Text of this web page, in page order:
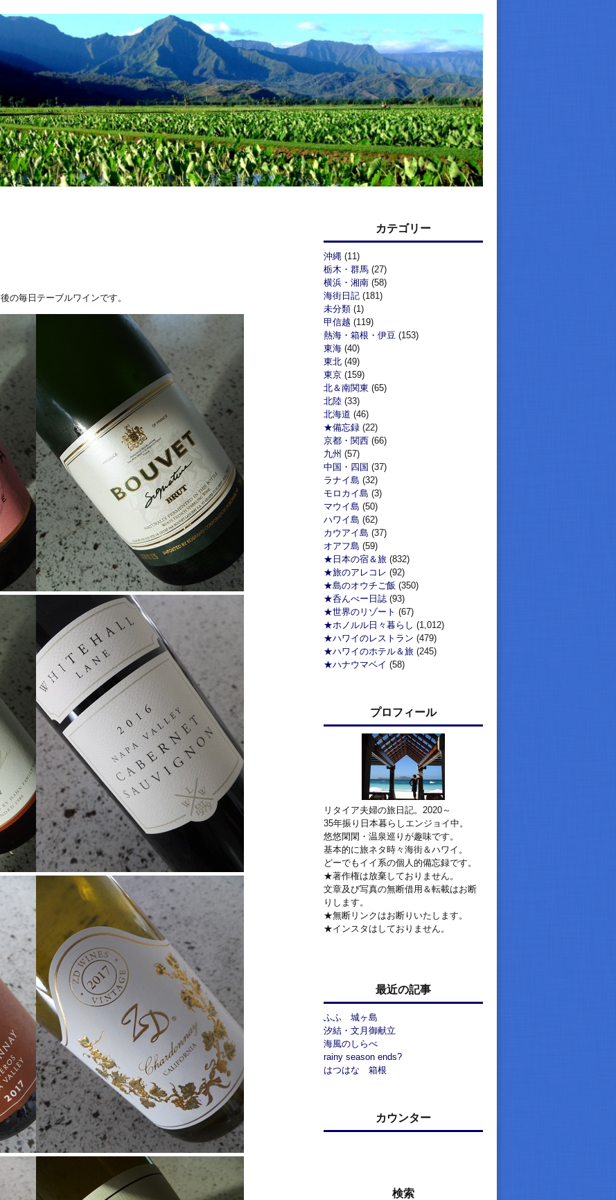
の毎日テーブルワインです。
カテゴリー
沖縄 (11)
栃木・群馬 (27)
横浜・湘南 (58)
海街日記 (181)
未分類 (1)
甲信越 (119)
熱海・箱根・伊豆 (153)
東海 (40)
東北 (49)
東京 (159)
北＆南関東 (65)
北陸 (33)
北海道 (46)
★備忘録 (22)
京都・関西 (66)
九州 (57)
中国・四国 (37)
ラナイ島 (32)
モロカイ島 (3)
マウイ島 (50)
ハワイ島 (62)
カウアイ島 (37)
オアフ島 (59)
★日本の宿＆旅 (832)
★旅のアレコレ (92)
★島のオウチご飯 (350)
★呑んべー日誌 (93)
★世界のリゾート (67)
★ホノルル日々暮らし (1,012)
★ハワイのレストラン (479)
★ハワイのホテル＆旅 (245)
★ハナウマベイ (58)
プロフィール
リタイア夫婦の旅日記。2020～
35年振り日本暮らしエンジョイ中。
悠悠閑閑・温泉巡りが趣味です。
基本的に旅ネタ時々海街＆ハワイ。
どーでもイイ系の個人的備忘録です。
★著作権は放棄しておりません。
文章及び写真の無断借用＆転載はお断
りします。
★無断リンクはお断りいたします。
★インスタはしておりません。
最近の記事
ふふ 城ヶ島
汐結・文月御献立
海風のしらべ
rainy season ends?
はつはな 箱根
カウンター
検索